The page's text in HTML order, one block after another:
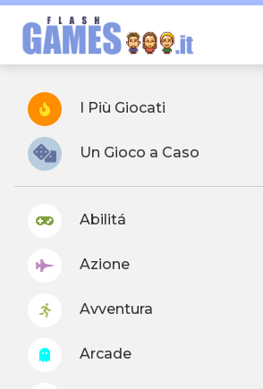
I Più Giocati
Un Gioco a Caso
Abilitá
Azione
Avventura
Arcade